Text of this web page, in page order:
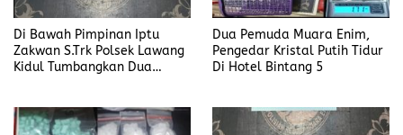
Di Bawah Pimpinan Iptu
Zakwan S.Trk Polsek Lawang
Kidul Tumbangkan Dua
Dua Pemuda Muara Enim,
Pengedar Kristal Putih Tidur
Di Hotel Bintang 5